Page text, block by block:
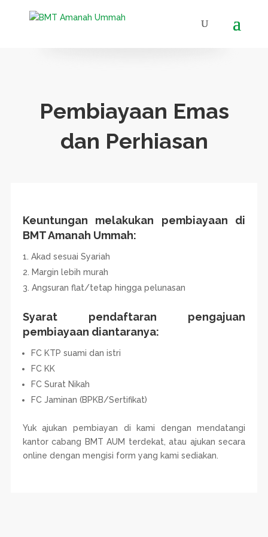
Pembiayaan Emas
dan Perhiasan
Keuntungan melakukan pembiayaan di
BMT Amanah Ummah:
Akad sesuai Syariah
Margin lebih murah
Angsuran flat/tetap hingga pelunasan
Syarat pendaftaran pengajuan
pembiayaan diantaranya:
FC KTP suami dan istri
FC KK
FC Surat Nikah
FC Jaminan (BPKB/Sertifikat)
Yuk ajukan pembiayan di kami dengan mendatangi
kantor cabang BMT AUM terdekat, atau ajukan secara
online dengan mengisi form yang kami sediakan.